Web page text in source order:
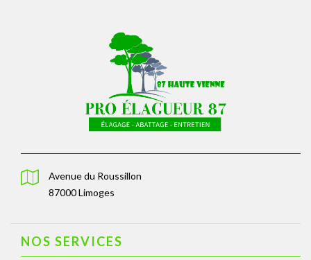
Avenue du Roussillon
87000 Limoges
NOS SERVICES